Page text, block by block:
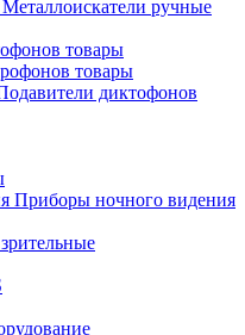
Металлоискатели ручные
товары
товары
диктофонов
Приборы ночного видения